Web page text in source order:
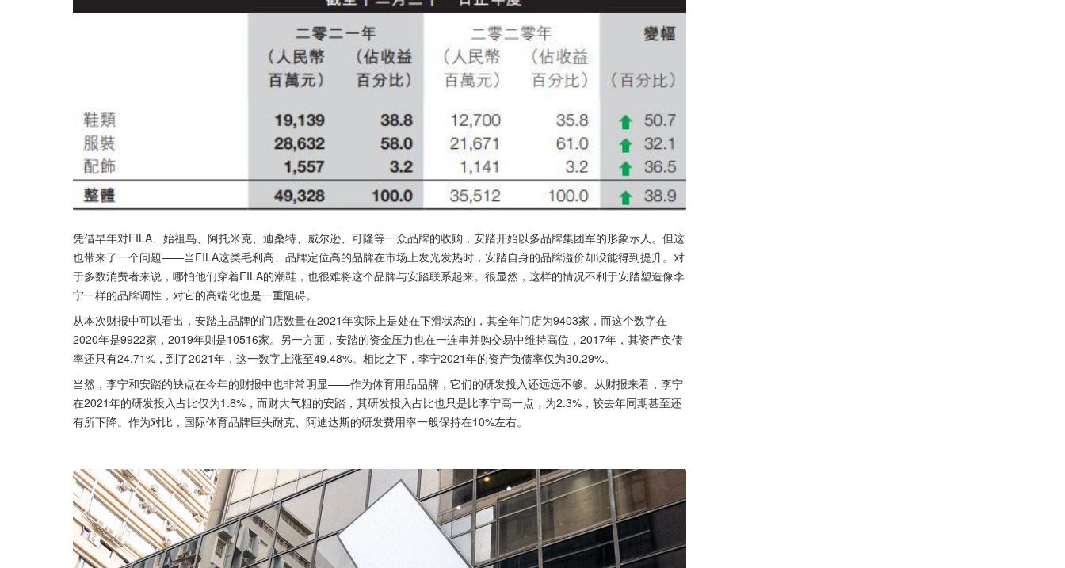
凭借早年对FILA、始祖鸟、阿托米克、迪桑特、威尔逊、可隆等一众品牌的收购，安踏开始以多品牌集团军的形象示人。但这
也带来了一个问题——当FILA这类毛利高、品牌定位高的品牌在市场上发光发热时，安踏自身的品牌溢价却没能得到提升。对
于多数消费者来说，哪怕他们穿着FILA的潮鞋，也很难将这个品牌与安踏联系起来。很显然，这样的情况不利于安踏塑造像李
宁一样的品牌调性，对它的高端化也是一重阻碍。
从本次财报中可以看出，安踏主品牌的门店数量在2021年实际上是处在下滑状态的，其全年门店为9403家，而这个数字在
2020年是9922家，2019年则是10516家。另一方面，安踏的资金压力也在一连串并购交易中维持高位，2017年，其资产负债
率还只有24.71%，到了2021年，这一数字上涨至49.48%。相比之下，李宁2021年的资产负债率仅为30.29%。
当然，李宁和安踏的缺点在今年的财报中也非常明显——作为体育用品品牌，它们的研发投入还远远不够。从财报来看，李宁
在2021年的研发投入占比仅为1.8%，而财大气粗的安踏，其研发投入占比也只是比李宁高一点，为2.3%，较去年同期甚至还
有所下降。作为对比，国际体育品牌巨头耐克、阿迪达斯的研发费用率一般保持在10%左右。